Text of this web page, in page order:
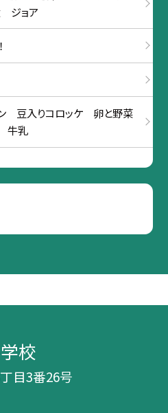
ジョア
豆入りコロッケ 卵と野菜
牛乳
校
目3番26号